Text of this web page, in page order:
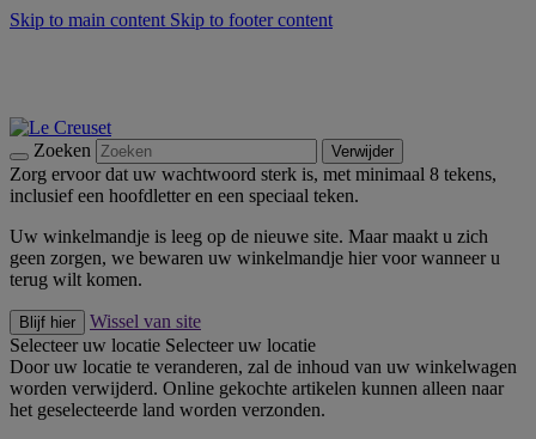
Skip to main content Skip to footer content
Zoeken Verwijder
Zorg ervoor dat uw wachtwoord sterk is, met minimaal 8 tekens,
inclusief een hoofdletter en een speciaal teken.
Uw winkelmandje is leeg op de nieuwe site. Maar maakt u zich
geen zorgen, we bewaren uw winkelmandje hier voor wanneer u
terug wilt komen.
Blijf hier
Wissel van site
Selecteer uw locatie Selecteer uw locatie
Door uw locatie te veranderen, zal de inhoud van uw winkelwagen
worden verwijderd. Online gekochte artikelen kunnen alleen naar
het geselecteerde land worden verzonden.